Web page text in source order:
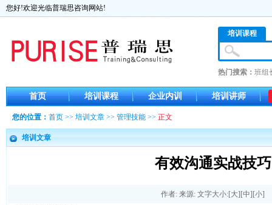
您好!欢迎光临普瑞思咨询网站!
培训课程
热门搜索： 班组
首页 培训课程 企业内训 培训讲师
您的位置： 首页 >> 培训文章 >> 管理技能 >> 正文
培训文章
有效沟通实战技巧
作者: 来源: 文字大小:[大][中][小]